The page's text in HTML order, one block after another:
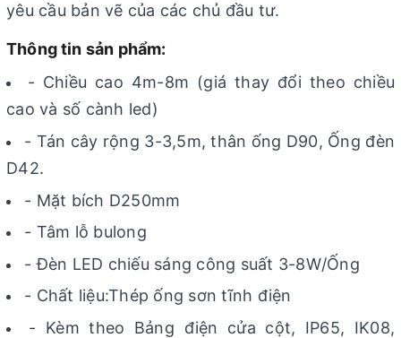
yêu cầu bản vẽ của các chủ đầu tư.
Thông tin sản phẩm:
- Chiều cao 4m-8m (giá thay đổi theo chiều
cao và số cành led)
- Tán cây rộng 3-3,5m, thân ống D90, Ống đèn
D42.
- Mặt bích D250mm
- Tâm lỗ bulong
- Đèn LED chiếu sáng công suất 3-8W/Ống
- Chất liệu:Thép ống sơn tĩnh điện
- Kèm theo Bảng điện cửa cột, IP65, IK08,